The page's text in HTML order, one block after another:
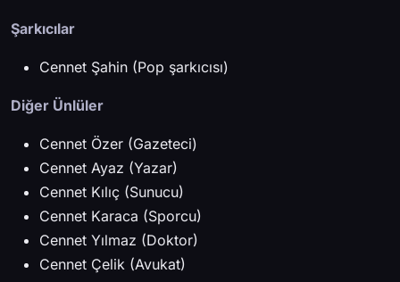
Şarkıcılar
Cennet Şahin (Pop şarkıcısı)
Diğer Ünlüler
Cennet Özer (Gazeteci)
Cennet Ayaz (Yazar)
Cennet Kılıç (Sunucu)
Cennet Karaca (Sporcu)
Cennet Yılmaz (Doktor)
Cennet Çelik (Avukat)